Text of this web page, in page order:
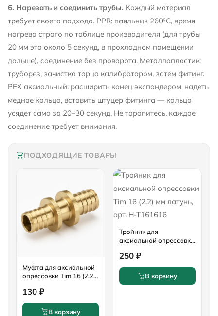
6. Нарезать и соединить трубы. Каждый материал
требует своего подхода. PPR: паяльник 260°C, время
нагрева строго по таблице производителя (для трубы
20 мм это около 5 секунд, в прохладном помещении
дольше), соединение без проворота. Металлопластик:
труборез, зачистка торца калибратором, затем фитинг.
PEX аксиальный: расширить конец экспандером, надеть
медное кольцо, вставить штуцер фитинга — кольцо
усядет само за 20–30 секунд. Не торопитесь, каждое
соединение требует внимания.
ПОДХОДЯЩИЕ ТОВАРЫ
Муфта для аксиальной
опрессовки Tim 16 (2.2)
130 ₽
В корзину
Тройник для
аксиальной опрессовки
арт. H-T161616
250 ₽
В корзину